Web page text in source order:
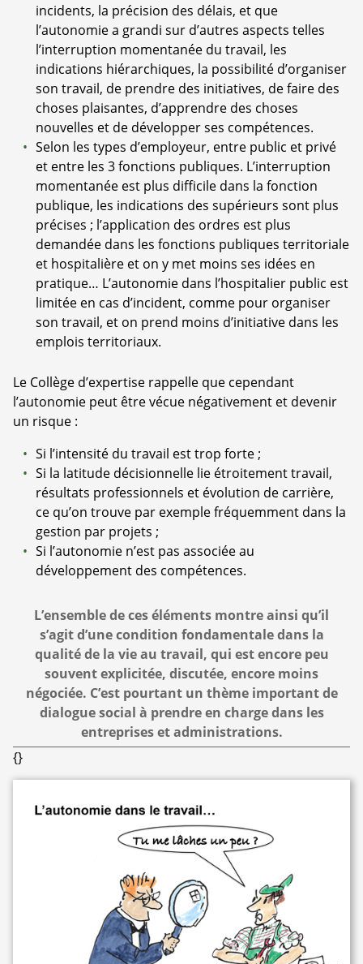
incidents, la précision des délais, et que
l’autonomie a grandi sur d’autres aspects telles
l’interruption momentanée du travail, les
indications hiérarchiques, la possibilité d’organiser
son travail, de prendre des initiatives, de faire des
choses plaisantes, d’apprendre des choses
nouvelles et de développer ses compétences.
Selon les types d’employeur, entre public et privé
et entre les 3 fonctions publiques. L’interruption
momentanée est plus difficile dans la fonction
publique, les indications des supérieurs sont plus
précises ; l’application des ordres est plus
demandée dans les fonctions publiques territoriale
et hospitalière et on y met moins ses idées en
pratique… L’autonomie dans l’hospitalier public est
limitée en cas d’incident, comme pour organiser
son travail, et on prend moins d’initiative dans les
emplois territoriaux.
Le Collège d’expertise rappelle que cependant
l’autonomie peut être vécue négativement et devenir
un risque :
Si l’intensité du travail est trop forte ;
Si la latitude décisionnelle lie étroitement travail,
résultats professionnels et évolution de carrière,
ce qu’on trouve par exemple fréquemment dans la
gestion par projets ;
Si l’autonomie n’est pas associée au
développement des compétences.
L’ensemble de ces éléments montre ainsi qu’il
s’agit d’une condition fondamentale dans la
qualité de la vie au travail, qui est encore peu
souvent explicitée, discutée, encore moins
négociée. C’est pourtant un thème important de
dialogue social à prendre en charge dans les
entreprises et administrations.
{}